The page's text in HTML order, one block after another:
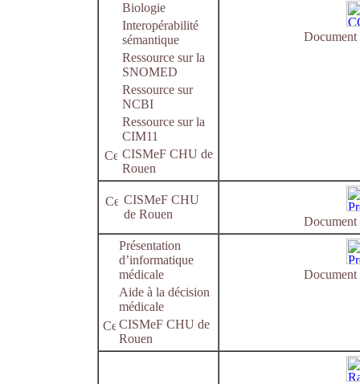
Biologie
Interopérabilité
sémantique
Ressource sur la
SNOMED
Ressource sur
NCBI
Ressource sur la
CIM11
CISMeF CHU de
Rouen
Document
CISMeF CHU
de Rouen
Document
Présentation
d’informatique
médicale
Aide à la décision
médicale
CISMeF CHU de
Rouen
Document